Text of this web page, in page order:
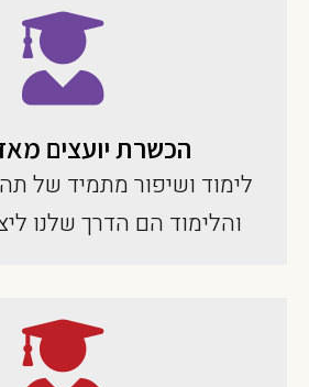
הכשרת יועצים מאז
לימוד ושיפור מתמיד של
והלימוד הם הדרך שלנו